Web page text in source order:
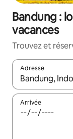
Bandung :
vacances
Trouvez et
Adresse
Lorsque les
Arrivée